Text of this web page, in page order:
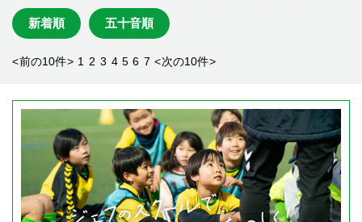
新着順 五十音順
<前の10件> 1 2 3 4 5 6 7 <次の10件>